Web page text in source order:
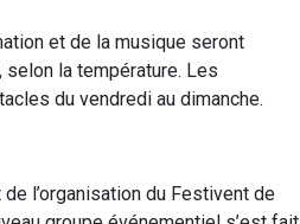
et de la musique seront
la température. Les
du vendredi au dimanche.
l’organisation du Festivent de